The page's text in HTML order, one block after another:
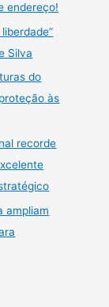
endereço!
Silva
do
às
recorde
ampliam